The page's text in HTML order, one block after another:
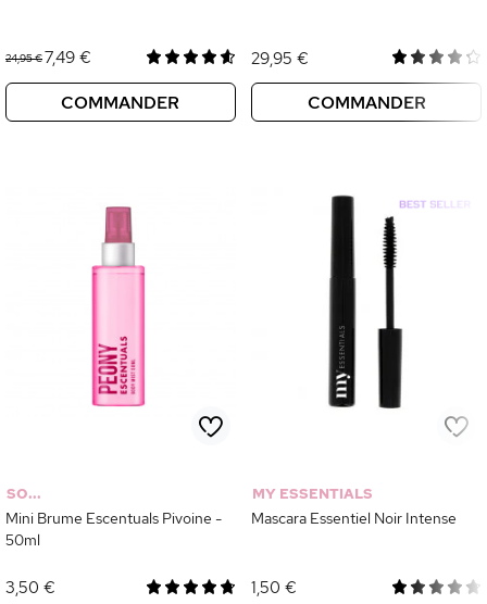
24,95 €7,49 €
COMMANDER
29,95 €
COMMANDER
SO...
Mini Brume Escentuals Pivoine -
50ml
3,50 €
MY ESSENTIALS
Mascara Essentiel Noir Intense
1,50 €